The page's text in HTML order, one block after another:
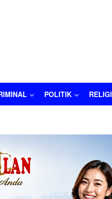
POLITIK RELIGI